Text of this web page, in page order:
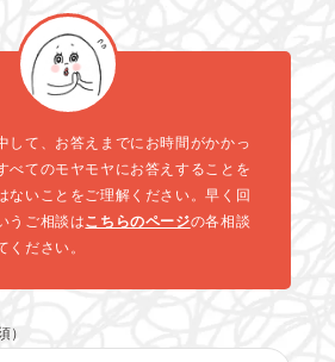
して、お答えまでにお時間がかかっ
べてのモヤモヤにお答えすることを
ないことをご理解ください。早く回
うご相談はこちらのページの各相談
ください。
）